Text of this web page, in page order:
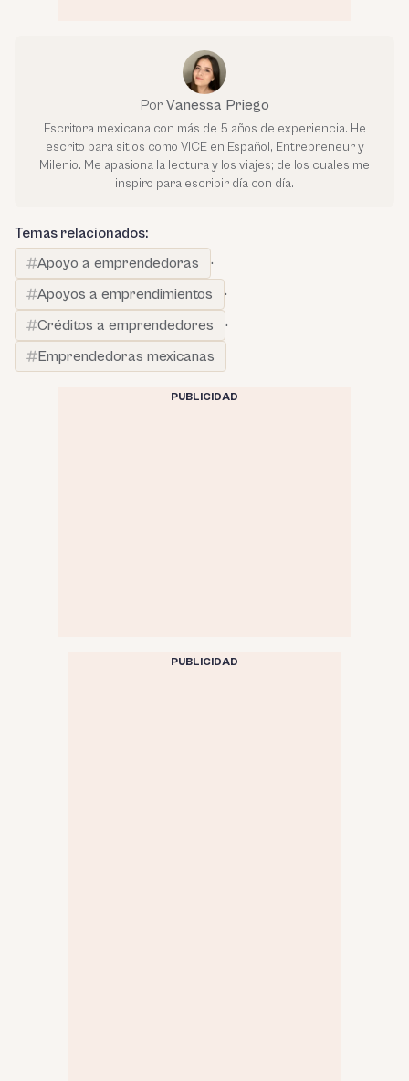
Por Vanessa Priego
Escritora mexicana con más de 5 años de experiencia. He
escrito para sitios como VICE en Español, Entrepreneur y
Milenio. Me apasiona la lectura y los viajes; de los cuales me
inspiro para escribir día con día.
Temas relacionados:
Apoyo a emprendedoras
·
Apoyos a emprendimientos
·
Créditos a emprendedores
·
Emprendedoras mexicanas
PUBLICIDAD
PUBLICIDAD